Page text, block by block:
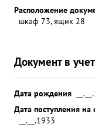
Расположение
шкаф 73, ящик 28
Документ в
Дата рождения
Дата поступления на
__.__.1933